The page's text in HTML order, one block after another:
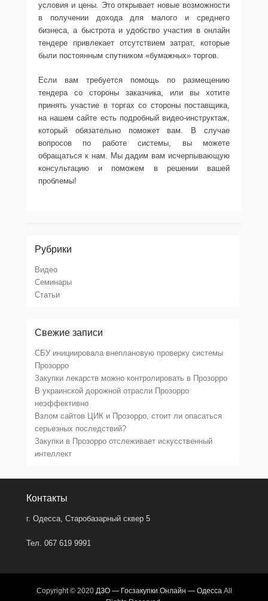
условия и цены. Это открывает новые возможности
в получении дохода для малого и среднего
бизнеса, а быстрота и удобство участия в онлайн
тендере привлекает отсутствием затрат, которые
были постоянным спутником «бумажных» торгов.
Если вам требуется помощь по размещению
тендера со стороны заказчика, или вы хотите
принять участие в торгах со стороны поставщика,
на нашем сайте есть подробный видео-инструктаж,
который обязательно поможет вам. В случае
вопросов по работе системы, вы можете
обращаться к нам. Мы дадим вам исчерпывающую
консультацию и поможем в решении вашей
проблемы!
Рубрики
Видео
Семинары
Статьи
Свежие записи
СБУ инициировала внеплановую проверку системы
Прозорро
Закупки лекарств можно контролировать в Прозорро
В украинской дорожной отрасли Прозорро
неэффективно
Взлом сайтов ЦИК и Прозорро, стоит ли опасаться
серьезных последствий?
Закупки в Прозорро отслеживает искусственный
интеллект
Контакты
г. Одесса, Старобазарный сквер 5
Тел. 067 619 9991
Copyright © 2020 ДЗО — Госзакупки.Онлайн — ОдессаAll